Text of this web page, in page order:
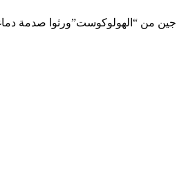
من “الهولوكوست”ورثوا صدمة